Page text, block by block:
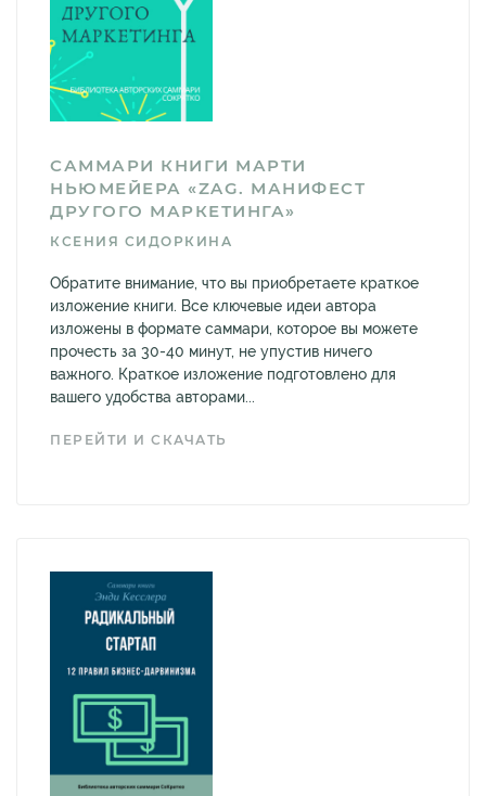
САММАРИ КНИГИ МАРТИ
НЬЮМЕЙЕРА «ZAG. МАНИФЕСТ
ДРУГОГО МАРКЕТИНГА»
КСЕНИЯ СИДОРКИНА
Обратите внимание, что вы приобретаете краткое
изложение книги. Все ключевые идеи автора
изложены в формате саммари, которое вы можете
прочесть за 30-40 минут, не упустив ничего
важного. Краткое изложение подготовлено для
вашего удобства авторами...
ПЕРЕЙТИ И СКАЧАТЬ